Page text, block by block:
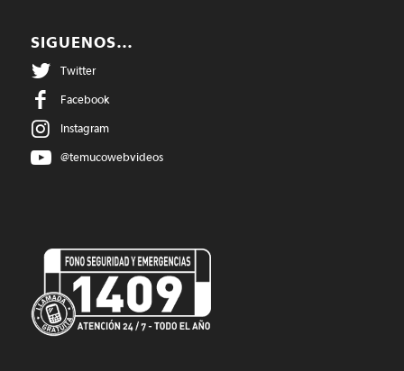
SIGUENOS…
Twitter
Facebook
Instagram
@temucowebvideos